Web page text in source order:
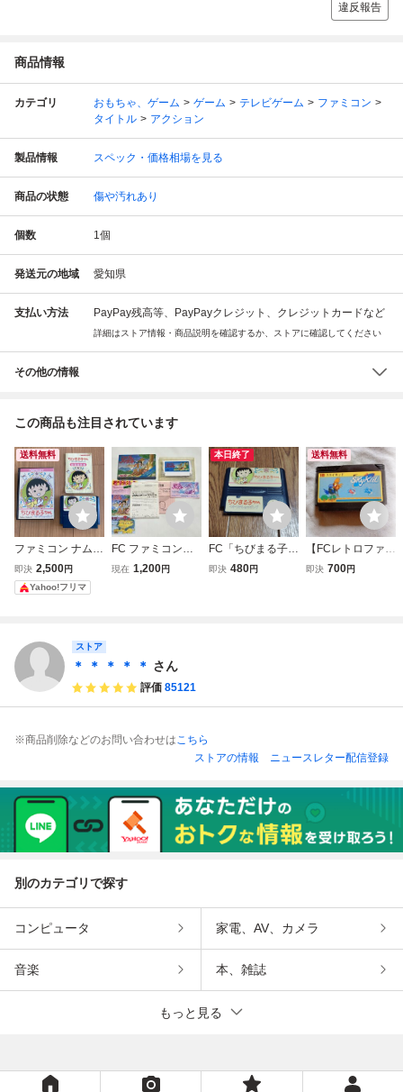
違反報告
商品情報
カテゴリ おもちゃ、ゲーム ゲーム テレビゲーム
ファミコン
タイトル
アクション
製品情報 スペック・価格相場を見る
商品の状態 傷や汚れあり
個数 1個
発送元の地域 愛知県
支払い方法 PayPay残高等、PayPayクレジット、クレジットカードなど
詳細はストア情報・商品説明を確認するか、ストアに確認してください
その他の情報
この商品も注目されています
送料無料
ファミコン ナムコ
ちびまる子ちゃん
うきうきショッピ
ング FC 説明書付
即決 2,500円
Yahoo!フリマ
FC ファミコン
リップルアイラン
現在 1,200円
本日終了
FC「ちびまる子ち
ゃん うきうきショ
即決 480円
送料無料
【FCレトロファミ
コンソフト】ナム
即決 700円
ストア
＊ ＊ ＊ ＊ ＊ さん
評価 85121
※商品削除などのお問い合わせはこちら
ストアの情報
ニュースレター配信登録
別のカテゴリで探す
コンピュータ 家電、AV、カメラ
音楽 本、雑誌
もっと見る